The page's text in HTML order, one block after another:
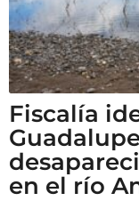
Fiscalía
en el río